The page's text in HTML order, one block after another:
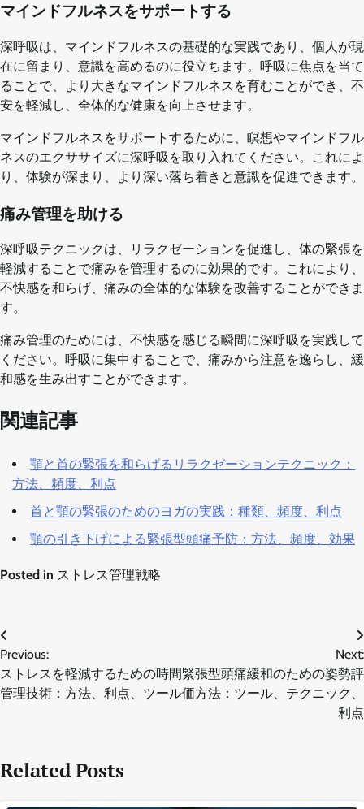
マインドフルネスをサポートする
深呼吸は、マインドフルネスの基礎的な実践であり、個人が現
在に留まり、意識を高めるのに役立ちます。呼吸に焦点を当て
ることで、より大きなマインドフルネスを育むことができ、不
安を軽減し、全体的な健康を向上させます。
マインドフルネスをサポートするために、瞑想やマインドフル
ネスのエクササイズに深呼吸を取り入れてください。これによ
り、体験が深まり、より深い落ち着きと意識を促進できます。
痛み管理を助ける
深呼吸テクニックは、リラクゼーションを促進し、体の緊張を
軽減することで痛みを管理するのに効果的です。これにより、
不快感を和らげ、痛みの全体的な体験を改善することができま
す。
痛み管理のためには、不快感を感じる瞬間に深呼吸を実践して
ください。呼吸に集中することで、痛みから注意を逸らし、緩
和感を生み出すことができます。
関連記事
顎と首の緊張を和らげるリラクゼーションテクニック：
方法、頻度、利点
首と顎の緊張のためのヨガの実践：種類、頻度、利点
顎の引き下げによる緊張型頭痛予防：方法、頻度、効果
Posted in ストレス管理戦略
Post
navigation
Previous:
ストレスを軽減するための時間
管理技術：方法、利点、ツール
Next:
緊張型頭痛緩和のための姿勢評
価方法：ツール、テクニック、
利点
Related Posts